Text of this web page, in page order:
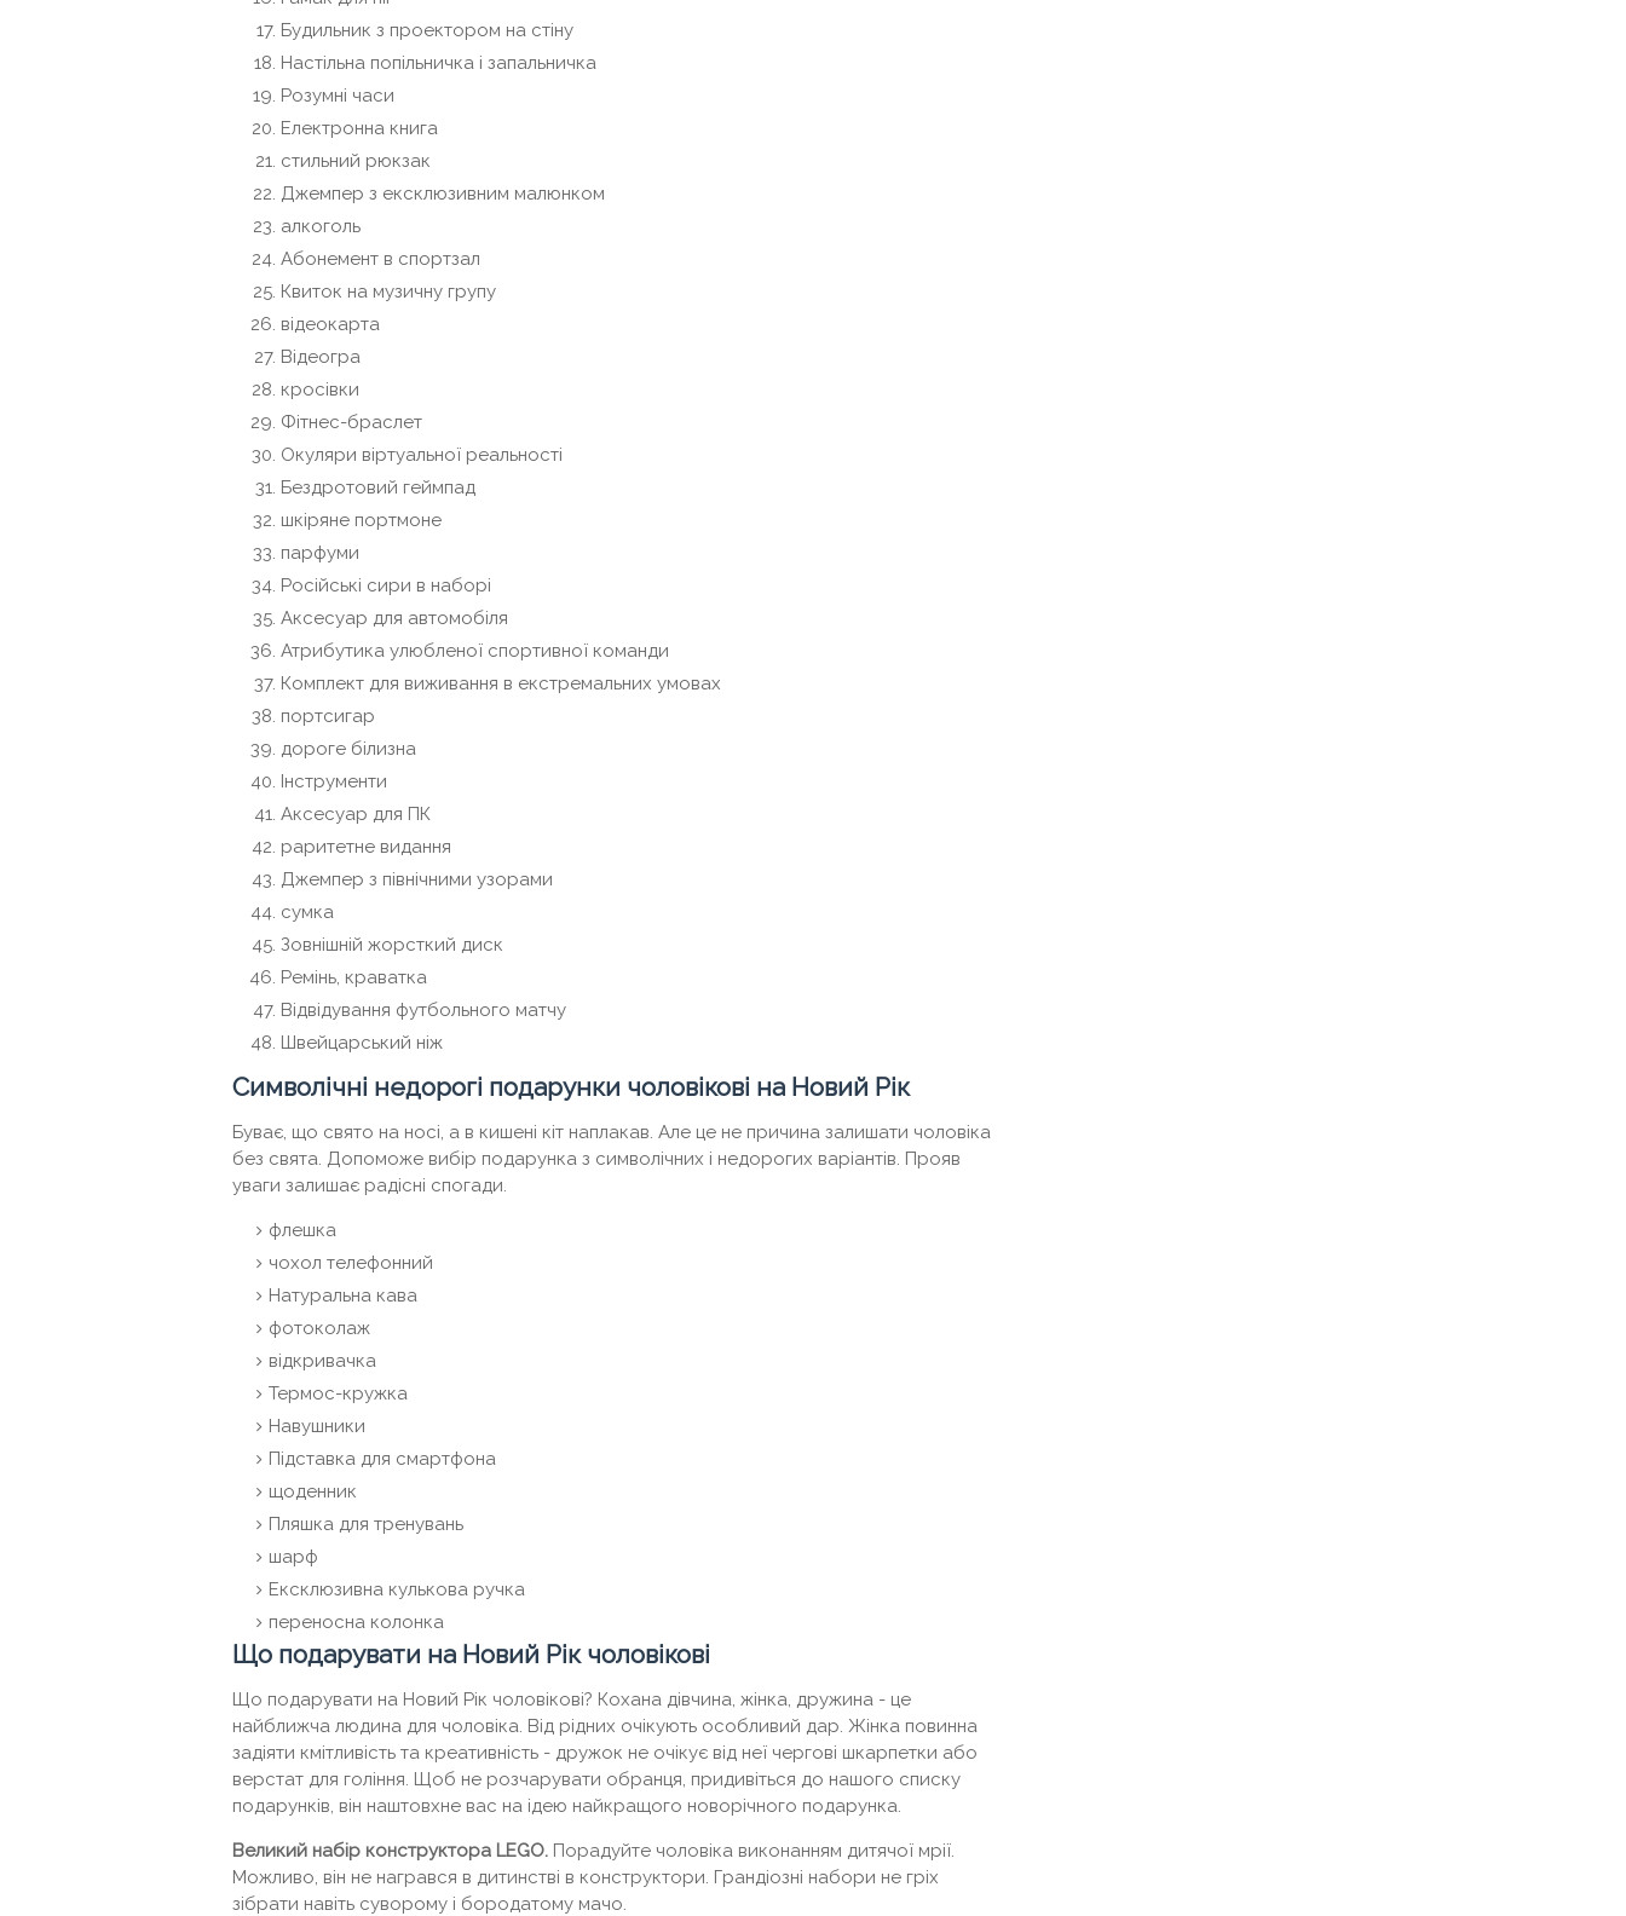
Будильник з проектором на стіну
Настільна попільничка і запальничка
Розумні часи
Електронна книга
стильний рюкзак
Джемпер з ексклюзивним малюнком
алкоголь
Абонемент в спортзал
Квиток на музичну групу
відеокарта
Відеогра
кросівки
Фітнес-браслет
Окуляри віртуальної реальності
Бездротовий геймпад
шкіряне портмоне
парфуми
Російські сири в наборі
Аксесуар для автомобіля
Атрибутика улюбленої спортивної команди
Комплект для виживання в екстремальних умовах
портсигар
дороге білизна
Інструменти
Аксесуар для ПК
раритетне видання
Джемпер з північними узорами
сумка
Зовнішній жорсткий диск
Ремінь, краватка
Відвідування футбольного матчу
Швейцарський ніж
Символічні недорогі подарунки чоловікові на Новий Рік
Буває, що свято на носі, а в кишені кіт наплакав. Але це не причина залишати чоловіка
без свята. Допоможе вибір подарунка з символічних і недорогих варіантів. Прояв
уваги залишає радісні спогади.
флешка
чохол телефонний
Натуральна кава
фотоколаж
відкривачка
Термос-кружка
Навушники
Підставка для смартфона
щоденник
Пляшка для тренувань
шарф
Ексклюзивна кулькова ручка
переносна колонка
Що подарувати на Новий Рік чоловікові
Що подарувати на Новий Рік чоловікові? Кохана дівчина, жінка, дружина - це
найближча людина для чоловіка. Від рідних очікують особливий дар. Жінка повинна
задіяти кмітливість та креативність - дружок не очікує від неї чергові шкарпетки або
верстат для гоління. Щоб не розчарувати обранця, придивіться до нашого списку
подарунків, він наштовхне вас на ідею найкращого новорічного подарунка.
Великий набір конструктора LEGO. Порадуйте чоловіка виконанням дитячої мрії.
Можливо, він не награвся в дитинстві в конструктори. Грандіозні набори не гріх
зібрати навіть суворому і бородатому мачо.